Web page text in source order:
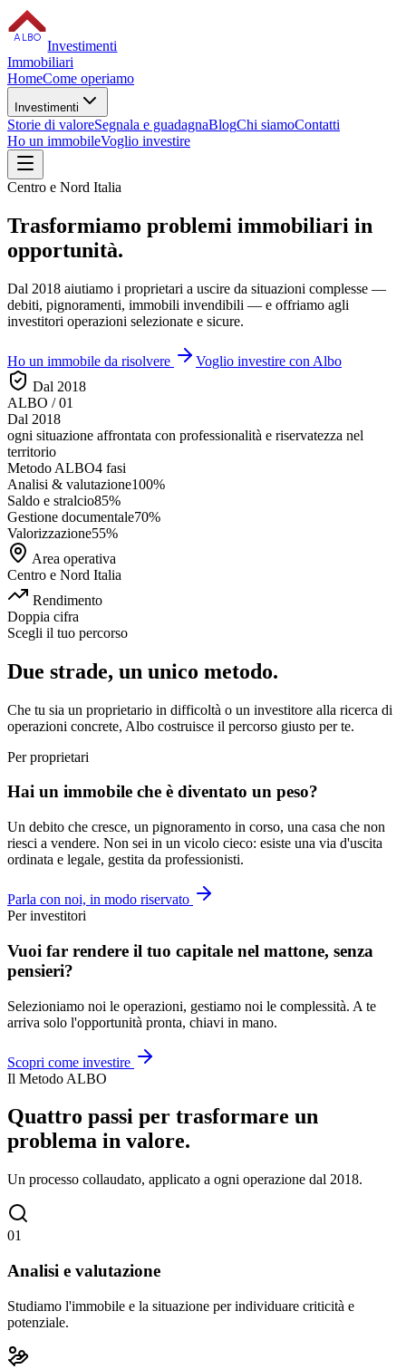
ALBO
Investimenti
Immobiliari
HomeCome operiamo
Investimenti
Storie di valoreSegnala e guadagnaBlogChi siamoContatti
Ho un immobileVoglio investire
Centro e Nord Italia
Trasformiamo problemi immobiliari in
opportunità.
Dal 2018 aiutiamo i proprietari a uscire da situazioni complesse —
debiti, pignoramenti, immobili invendibili — e offriamo agli
investitori operazioni selezionate e sicure.
Ho un immobile da risolvere
Voglio investire con Albo
Dal 2018
ALBO / 01
Dal 2018
ogni situazione affrontata con professionalità e riservatezza nel
territorio
Metodo ALBO4 fasi
Analisi & valutazione100%
Saldo e stralcio85%
Gestione documentale70%
Valorizzazione55%
Area operativa
Centro e Nord Italia
Rendimento
Doppia cifra
Scegli il tuo percorso
Due strade, un unico metodo.
Che tu sia un proprietario in difficoltà o un investitore alla ricerca di
operazioni concrete, Albo costruisce il percorso giusto per te.
Per proprietari
Hai un immobile che è diventato un peso?
Un debito che cresce, un pignoramento in corso, una casa che non
riesci a vendere. Non sei in un vicolo cieco: esiste una via d'uscita
ordinata e legale, gestita da professionisti.
Parla con noi, in modo riservato
Per investitori
Vuoi far rendere il tuo capitale nel mattone, senza
pensieri?
Selezioniamo noi le operazioni, gestiamo noi le complessità. A te
arriva solo l'opportunità pronta, chiavi in mano.
Scopri come investire
Il Metodo ALBO
Quattro passi per trasformare un
problema in valore.
Un processo collaudato, applicato a ogni operazione dal 2018.
01
Analisi e valutazione
Studiamo l'immobile e la situazione per individuare criticità e
potenziale.